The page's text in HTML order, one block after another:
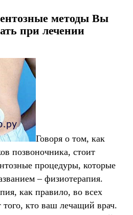
методы Вы
при лечении
Говоря о том, как
позвоночника, стоит
процедуры, которые
– физиотерапия.
как правило, во всех
того, кто ваш лечащий врач.